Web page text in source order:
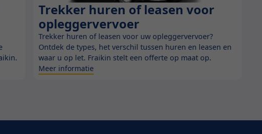
Blog
Trekker huren of leasen voor
opleggervervoer
Trekker huren of leasen voor uw opleggervervoer?
Ontdek de types, het verschil tussen huren en leasen en
waar u op let. Fraikin stelt een offerte op maat op.
Meer informatie